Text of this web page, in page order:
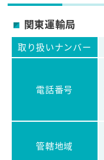
関東運輸局
取り扱いナンバー
電話番号
管轄地域